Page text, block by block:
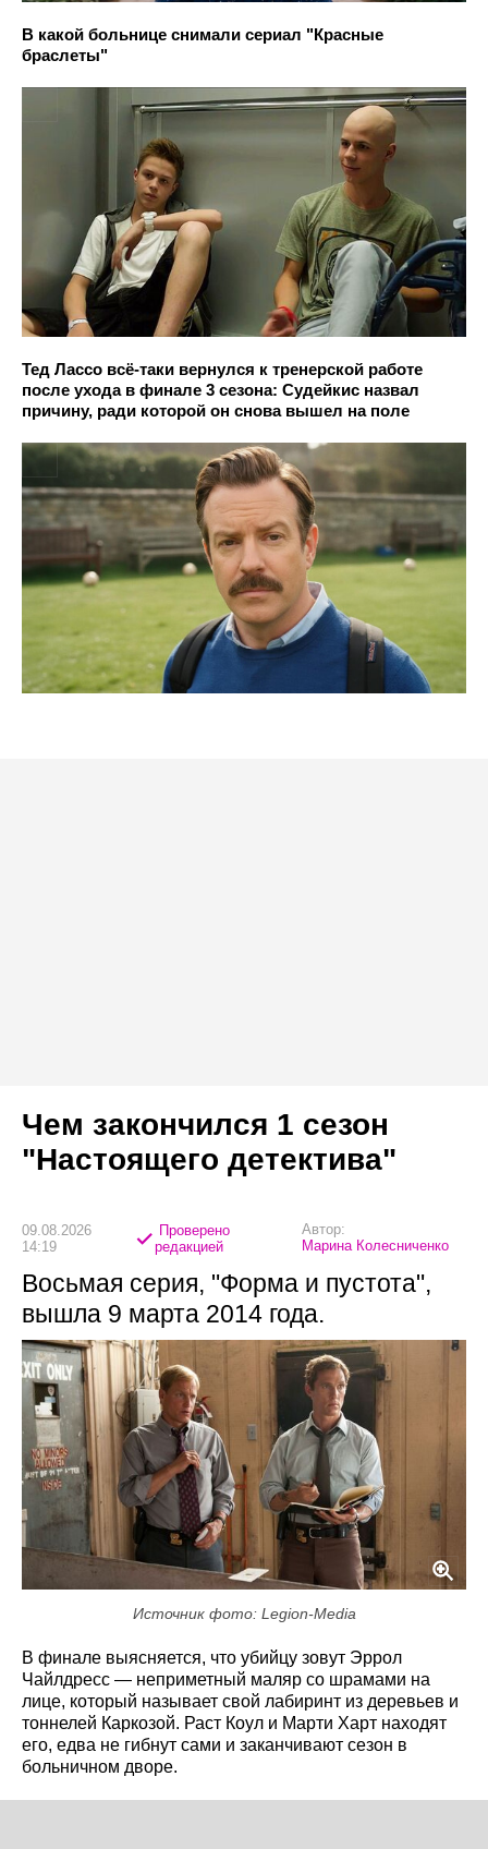
В какой больнице снимали сериал "Красные
браслеты"
Тед Лассо всё-таки вернулся к тренерской работе
после ухода в финале 3 сезона: Судейкис назвал
причину, ради которой он снова вышел на поле
Чем закончился 1 сезон
"Настоящего детектива"
09.08.2026
14:19
Проверено
редакцией
Автор:
Марина Колесниченко
Восьмая серия, "Форма и пустота",
вышла 9 марта 2014 года.
Источник фото: Legion-Media
В финале выясняется, что убийцу зовут Эррол
Чайлдресс — неприметный маляр со шрамами на
лице, который называет свой лабиринт из деревьев и
тоннелей Каркозой. Раст Коул и Марти Харт находят
его, едва не гибнут сами и заканчивают сезон в
больничном дворе.